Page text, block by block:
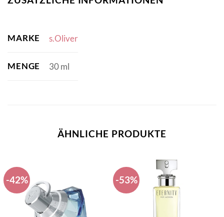
MARKE s.Oliver
MENGE 30 ml
ÄHNLICHE PRODUKTE
-42% -53%